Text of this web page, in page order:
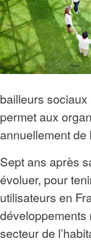
bailleurs sociaux
permet aux
annuellement
Sept ans après
évoluer, pour
utilisateurs en
secteur de